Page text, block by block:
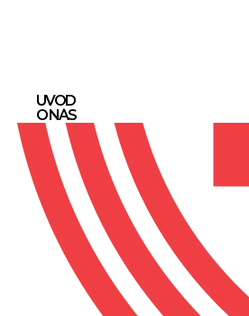
ÚVOD
O NÁS
SLUŽBY
BLOG
AKCE
KONTAKT